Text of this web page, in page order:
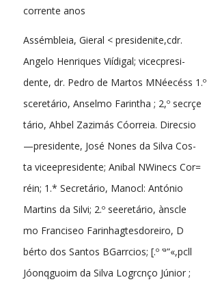
corrente anos
Assémbleia, Gieral < presidenite,cdr.
Angelo Henriques Viídigal; vicecpresi-
dente, dr. Pedro de Martos MNéecéss 1.º
sceretário, Anselmo Farintha ; 2,º secrçe
tário, Ahbel Zazimás Cóorreia. Direcsio
—presidente, José Nones da Silva Cos-
ta viceepresidente; Anibal NWinecs Cor=
réin; 1.* Secretário, Manocl: António
Martins da Silvi; 2.º seeretário, ànscle
mo Franciseo Farinhagtesdoreiro, D
bérto dos Santos BGarrcios; [.º ‘ª”«,pcll
Jóonqguoim da Silva Logrcnço Júnior ;